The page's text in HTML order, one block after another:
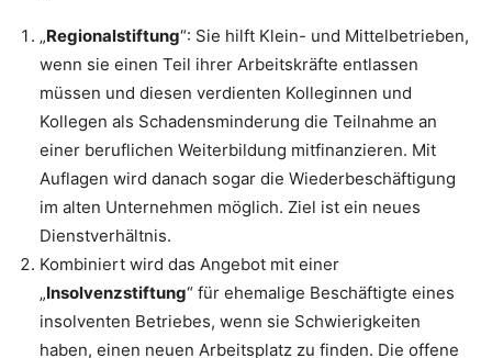
„Regionalstiftung“: Sie hilft Klein- und Mittelbetrieben,
wenn sie einen Teil ihrer Arbeitskräfte entlassen
müssen und diesen verdienten Kolleginnen und
Kollegen als Schadensminderung die Teilnahme an
einer beruflichen Weiterbildung mitfinanzieren. Mit
Auflagen wird danach sogar die Wiederbeschäftigung
im alten Unternehmen möglich. Ziel ist ein neues
Dienstverhältnis.
Kombiniert wird das Angebot mit einer
„Insolvenzstiftung“ für ehemalige Beschäftigte eines
insolventen Betriebes, wenn sie Schwierigkeiten
haben, einen neuen Arbeitsplatz zu finden. Die offene